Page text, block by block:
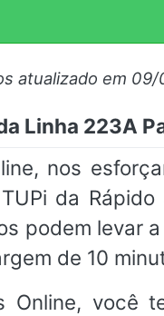
atualizado em
Linha 223A
nos
da
podem levar
de 10
Online, você